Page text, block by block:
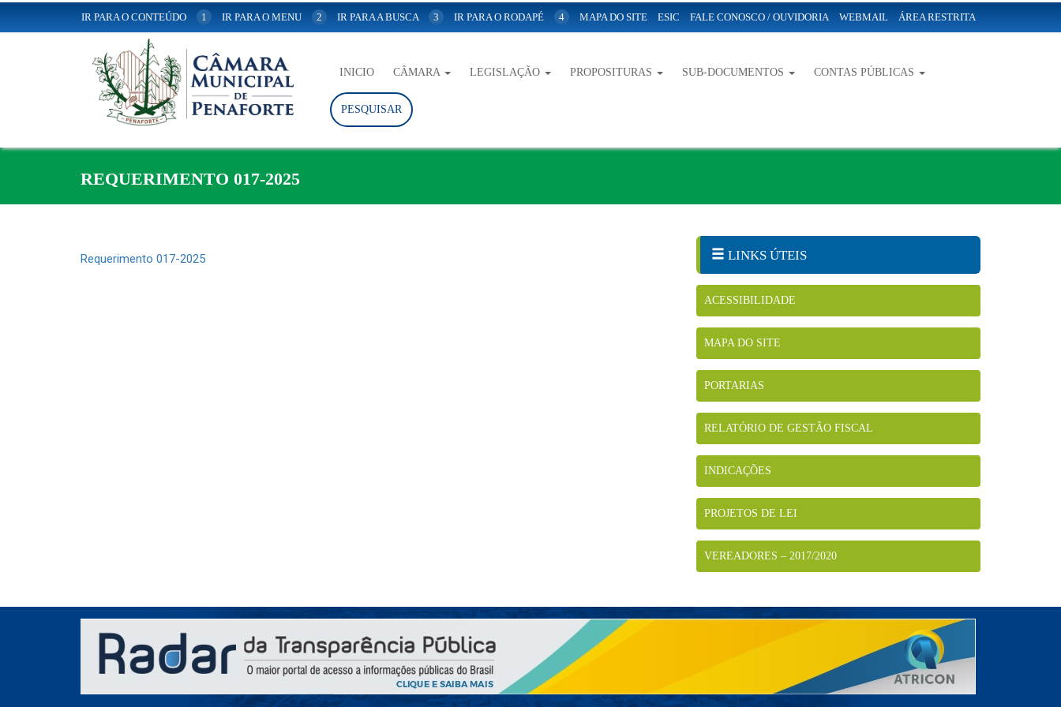
IR PARA O CONTEÚDO 1 IR PARA O MENU 2 IR PARA A BUSCA 3 IR PARA O RODAPÉ 4 MAPA DO SITE ESIC FALE CONOSCO / OUVIDORIA WEBMAIL ÁREA RESTRITA
INICIO CÂMARA LEGISLAÇÃO PROPOSITURAS SUB-DOCUMENTOS CONTAS PÚBLICAS
PESQUISAR
REQUERIMENTO 017-2025
Requerimento 017-2025 LINKS ÚTEIS
ACESSIBILIDADE
MAPA DO SITE
PORTARIAS
RELATÓRIO DE GESTÃO FISCAL
INDICAÇÕES
PROJETOS DE LEI
VEREADORES – 2017/2020